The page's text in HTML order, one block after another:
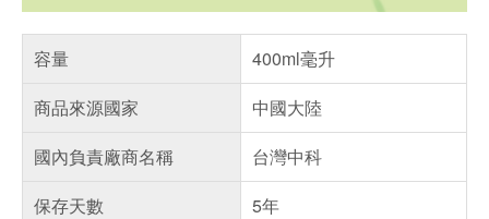
容量
400ml毫升
商品來源國家
中國大陸
國內負責廠商名稱
台灣中科
保存天數
5年